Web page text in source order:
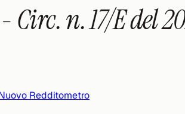
n. 17/E del
Redditometro